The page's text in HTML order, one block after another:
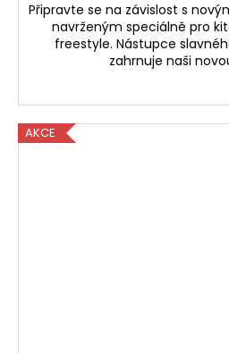
Připravte se na závislost s
navrženým speciálně pro
freestyle. Nástupce
zahrnuje naši
AKCE